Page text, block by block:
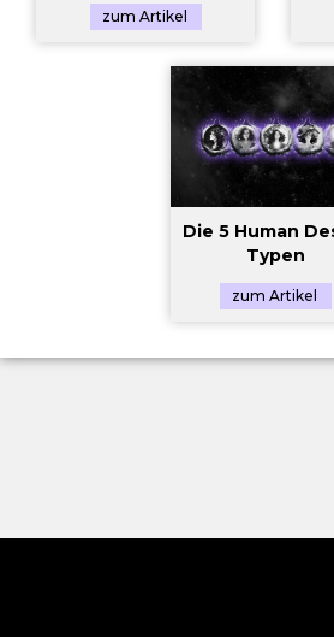
zum Artikel
Die 5 Human
Typen
zum Artikel